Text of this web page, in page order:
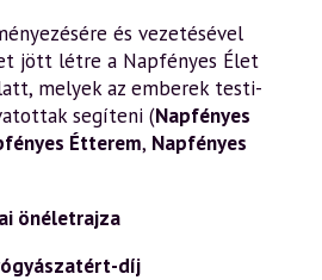
és vezetésével
jött létre a Napfényes Élet
melyek az emberek testi-
segíteni (Napfényes
Étterem, Napfényes
önéletrajza
díj